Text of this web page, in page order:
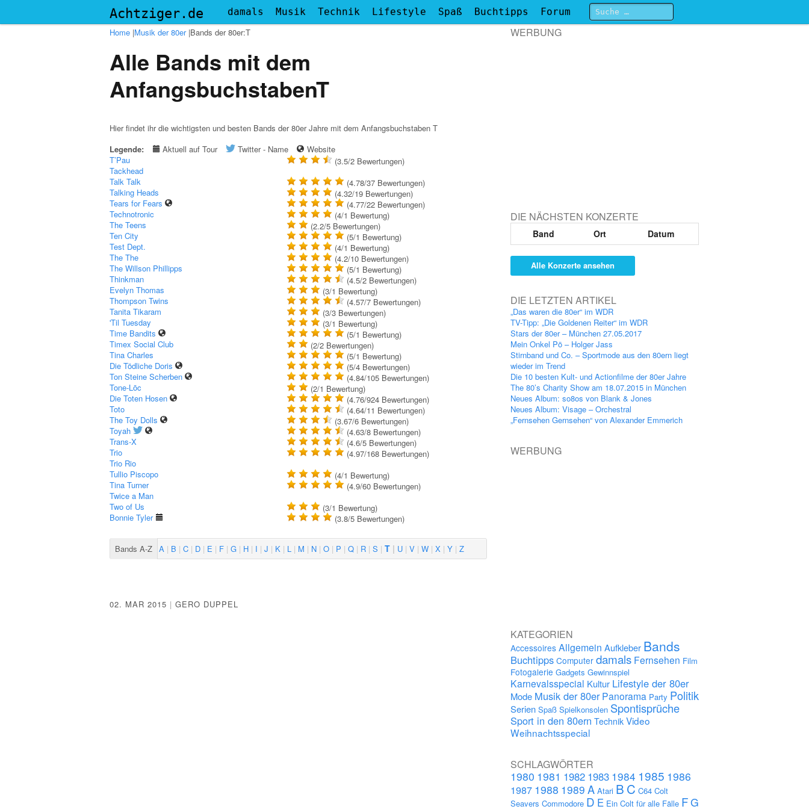
Achtziger.de
Menu
damals Musik Technik Lifestyle Spaß Buchtipps
Forum
Home |Musik der 80er|Bands der 80er:T
Alle Bands mit dem
AnfangsbuchstabenT
Hier findet ihr die wichtigsten und besten Bands der 80er Jahre mit dem Anfangsbuchstaben T
Legende:
Aktuell auf Tour Twitter - Name
Website
T’Pau
(3.5/2 Bewertungen)
Tackhead
Talk Talk
(4.78/37 Bewertungen)
Talking Heads
(4.32/19 Bewertungen)
Tears for Fears
(4.77/22 Bewertungen)
Technotronic
(4/1 Bewertung)
The Teens
(2.2/5 Bewertungen)
Ten City
(5/1 Bewertung)
Test Dept.
(4/1 Bewertung)
The The
(4.2/10 Bewertungen)
The Willson Phillipps
(5/1 Bewertung)
Thinkman
(4.5/2 Bewertungen)
Evelyn Thomas
(3/1 Bewertung)
Thompson Twins
(4.57/7 Bewertungen)
Tanita Tikaram
(3/3 Bewertungen)
'Til Tuesday
(3/1 Bewertung)
Time Bandits
(5/1 Bewertung)
Timex Social Club
(2/2 Bewertungen)
Tina Charles
(5/1 Bewertung)
Die Tödliche Doris
(5/4 Bewertungen)
Ton Steine Scherben
(4.84/105 Bewertungen)
Tone‐Lōc
(2/1 Bewertung)
Die Toten Hosen
(4.76/924 Bewertungen)
Toto
(4.64/11 Bewertungen)
The Toy Dolls
(3.67/6 Bewertungen)
Toyah
(4.63/8 Bewertungen)
Trans-X
(4.6/5 Bewertungen)
Trio
(4.97/168 Bewertungen)
Trio Rio
Tullio Piscopo
(4/1 Bewertung)
Tina Turner
(4.9/60 Bewertungen)
Twice a Man
Two of Us
(3/1 Bewertung)
Bonnie Tyler
(3.8/5 Bewertungen)
Bands A-Z A B C D E F G H I J K L M N O P Q R S T U V W X Y Z
02. MAR 2015 | GERO DUPPEL
WERBUNG
DIE NÄCHSTEN KONZERTE
Band Ort Datum
Alle Konzerte ansehen
DIE LETZTEN ARTIKEL
„Das waren die 80er“ im WDR
TV-Tipp: „Die Goldenen Reiter“ im WDR
Stars der 80er – München 27.05.2017
Mein Onkel Pö – Holger Jass
Stirnband und Co. – Sportmode aus den 80ern liegt
wieder im Trend
Die 10 besten Kult- und Actionfilme der 80er Jahre
The 80’s Charity Show am 18.07.2015 in München
Neues Album: so8os von Blank & Jones
Neues Album: Visage – Orchestral
„Fernsehen Gernsehen“ von Alexander Emmerich
WERBUNG
KATEGORIEN
Accessoires Allgemein Aufkleber Bands
Buchtipps Computer damals Fernsehen Film
Fotogalerie Gadgets Gewinnspiel
Karnevalsspecial Kultur Lifestyle der 80er
Mode Musik der 80er Panorama Party Politik
Serien Spaß Spielkonsolen Spontisprüche
Sport in den 80ern Technik Video
Weihnachtsspecial
SCHLAGWÖRTER
1980 1981 1982 1983 1984 1985 1986
1987 1988 1989 A Atari B C C64 Colt
Seavers Commodore D E Ein Colt für alle Fälle FG